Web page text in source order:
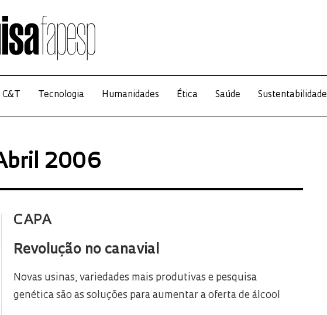
Tecnologia Humanidades Ética Saúde Sustentabilidade
2006
CAPA
Revolução no canavial
Novas usinas, variedades mais produtivas e pesquisa
genética são as soluções para aumentar a oferta de álcool